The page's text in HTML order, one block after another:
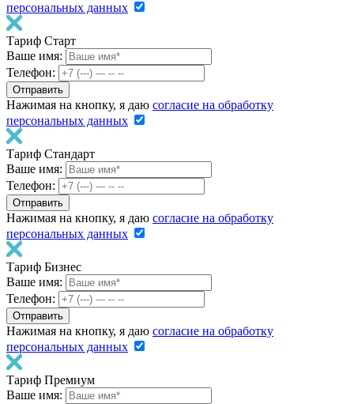
персональных данных
Тариф Старт
Ваше имя:
Телефон:
Нажимая на кнопку, я даю согласие на обработку
персональных данных
Тариф Стандарт
Ваше имя:
Телефон:
Нажимая на кнопку, я даю согласие на обработку
персональных данных
Тариф Бизнес
Ваше имя:
Телефон:
Нажимая на кнопку, я даю согласие на обработку
персональных данных
Тариф Премиум
Ваше имя: